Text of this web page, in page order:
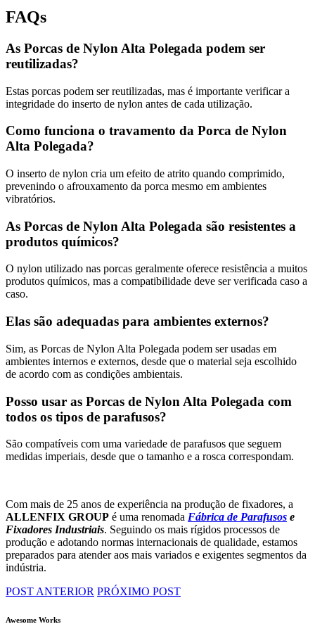
FAQs
As Porcas de Nylon Alta Polegada podem ser
reutilizadas?
Estas porcas podem ser reutilizadas, mas é importante verificar a
integridade do inserto de nylon antes de cada utilização.
Como funciona o travamento da Porca de Nylon
Alta Polegada?
O inserto de nylon cria um efeito de atrito quando comprimido,
prevenindo o afrouxamento da porca mesmo em ambientes
vibratórios.
As Porcas de Nylon Alta Polegada são resistentes a
produtos químicos?
O nylon utilizado nas porcas geralmente oferece resistência a muitos
produtos químicos, mas a compatibilidade deve ser verificada caso a
caso.
Elas são adequadas para ambientes externos?
Sim, as Porcas de Nylon Alta Polegada podem ser usadas em
ambientes internos e externos, desde que o material seja escolhido
de acordo com as condições ambientais.
Posso usar as Porcas de Nylon Alta Polegada com
todos os tipos de parafusos?
São compatíveis com uma variedade de parafusos que seguem
medidas imperiais, desde que o tamanho e a rosca correspondam.
Com mais de 25 anos de experiência na produção de fixadores, a
ALLENFIX GROUP é uma renomada Fábrica de Parafusos e
Fixadores Industriais. Seguindo os mais rígidos processos de
produção e adotando normas internacionais de qualidade, estamos
preparados para atender aos mais variados e exigentes segmentos da
indústria.
POST ANTERIOR PRÓXIMO POST
Awesome Works